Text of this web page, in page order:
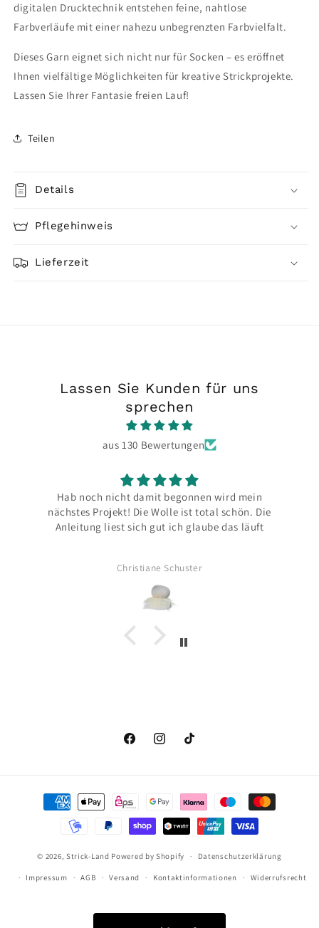
digitalen Drucktechnik entstehen feine, nahtlose
Farbverläufe mit einer nahezu unbegrenzten Farbvielfalt.
Dieses Garn eignet sich nicht nur für Socken – es eröffnet
Ihnen vielfältige Möglichkeiten für kreative Strickprojekte.
Lassen Sie Ihrer Fantasie freien Lauf!
Teilen
Details
Pflegehinweis
Lieferzeit
Lassen Sie Kunden für uns
sprechen
aus 130 Bewertungen
Hab noch nicht damit begonnen wird mein
nächstes Projekt! Die Wolle ist total schön. Die
Anleitung liest sich gut ich glaube das läuft
Christiane Schuster
FacebookInstagramTikTok
Zahlungsmethoden
© 2026, Strick-Land Powered by Shopify Datenschutzerklärung
Impressum AGB Versand Kontaktinformationen Widerrufsrecht